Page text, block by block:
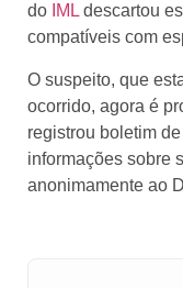
do IML descartou
compatíveis com
O suspeito, que
ocorrido, agora é
registrou boletim
informações sobre
anonimamente ao